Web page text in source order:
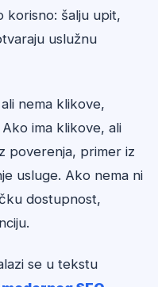
korisno: šalju upit,
uslužnu
nema klikove,
ima klikove, ali
poverenja, primer iz
usluge. Ako nema ni
dostupnost,
se u tekstu